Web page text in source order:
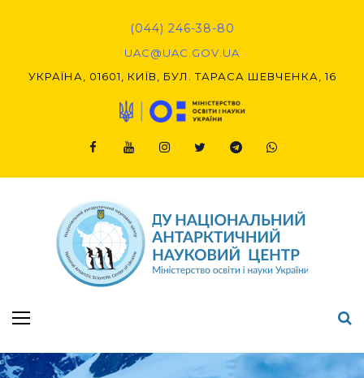
(044) 246-38-80
UAC@UAC.GOV.UA​​
УКРАЇНА, 01601, КИЇВ, БУЛ. ТАРАСА ШЕВЧЕНКА, 16